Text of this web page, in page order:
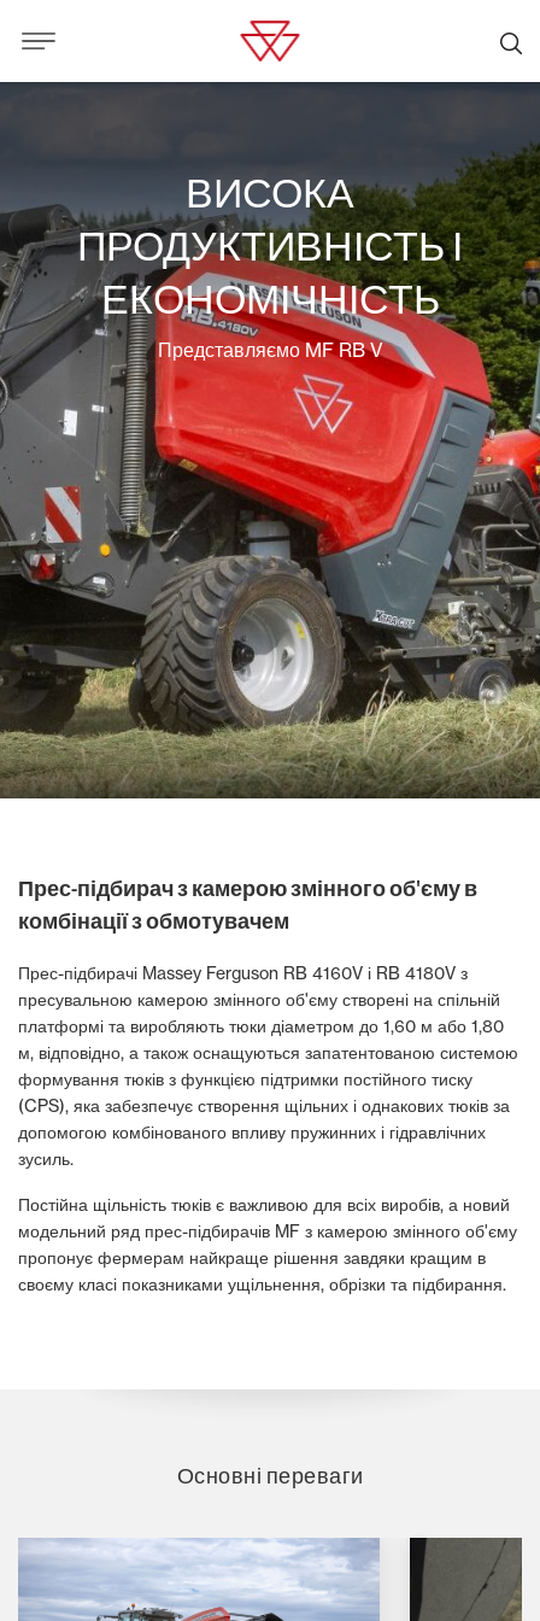
ВИСОКА
ПРОДУКТИВНІСТЬ І
ЕКОНОМІЧНІСТЬ
Представляємо MF RB V
Прес-підбирач з камерою змінного об'єму в
комбінації з обмотувачем
Прес-підбирачі Massey Ferguson RB 4160V і RB 4180V з
пресувальною камерою змінного об'єму створені на спільній
платформі та виробляють тюки діаметром до 1,60 м або 1,80
м, відповідно, а також оснащуються запатентованою системою
формування тюків з функцією підтримки постійного тиску
(CPS), яка забезпечує створення щільних і однакових тюків за
допомогою комбінованого впливу пружинних і гідравлічних
зусиль.
Постійна щільність тюків є важливою для всіх виробів, а новий
модельний ряд прес-підбирачів MF з камерою змінного об'єму
пропонує фермерам найкраще рішення завдяки кращим в
своєму класі показниками ущільнення, обрізки та підбирання.
Основні переваги